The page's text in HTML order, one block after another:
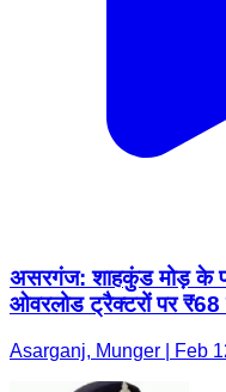
असरगंज: शाहकुंड मोड़ के
ओवरलोड ट्रैक्टरों पर ₹68
Asarganj, Munger | Feb